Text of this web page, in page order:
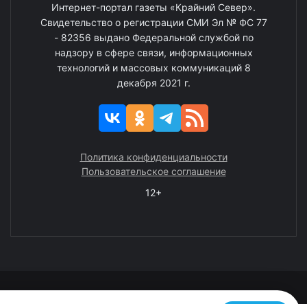
Интернет-портал газеты «Крайний Север».
Свидетельство о регистрации СМИ Эл № ФС 77
- 82356 выдано Федеральной службой по
надзору в сфере связи, информационных
технологий и массовых коммуникаций 8
декабря 2021 г.
Политика конфиденциальности
Пользовательское соглашение
12+